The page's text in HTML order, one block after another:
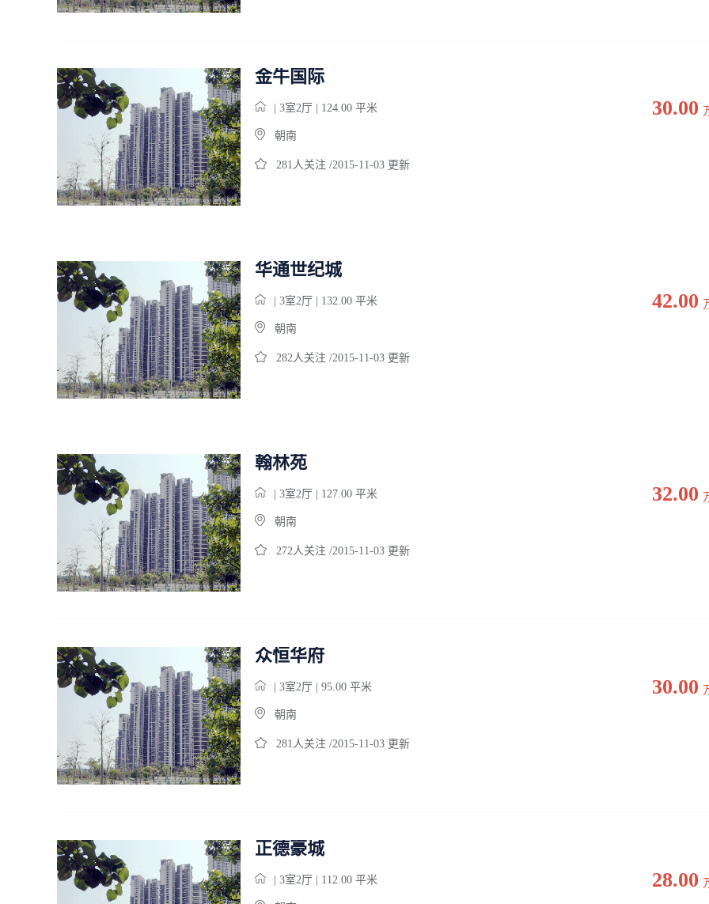
金牛国际
| 3室2厅 | 124.00 平米
朝南
281人关注 /2015-11-03 更新
30.00
华通世纪城
| 3室2厅 | 132.00 平米
朝南
282人关注 /2015-11-03 更新
42.00
翰林苑
| 3室2厅 | 127.00 平米
朝南
272人关注 /2015-11-03 更新
32.00
众恒华府
| 3室2厅 | 95.00 平米
朝南
281人关注 /2015-11-03 更新
30.00
正德豪城
| 3室2厅 | 112.00 平米 28.00